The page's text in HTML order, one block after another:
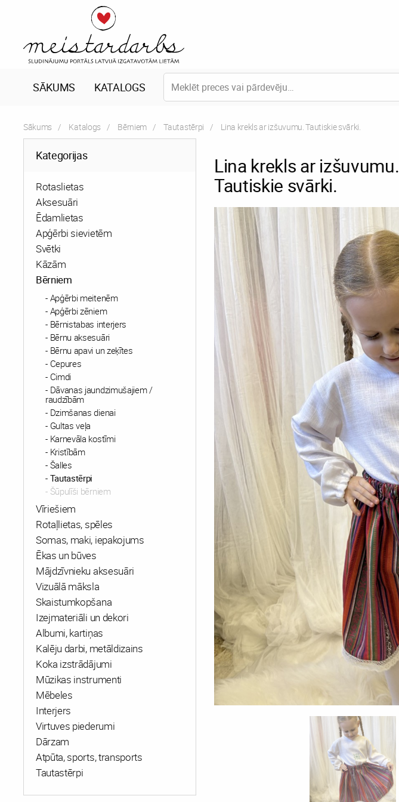
SĀKUMS KATALOGS
Sākums Katalogs Bērniem Tautastērpi Current:
Lina krekls ar izšuvumu. Tautiskie svārki.
Kategorijas
Rotaslietas
Aksesuāri
Ēdamlietas
Apģērbi sievietēm
Svētki
Kāzām
Bērniem
Apģērbi meitenēm
Apģērbi zēniem
Bērnistabas interjers
Bērnu aksesuāri
Bērnu apavi un zeķītes
Cepures
Cimdi
Dāvanas jaundzimušajiem /
raudzībām
Dzimšanas dienai
Gultas veļa
Karnevāla kostīmi
Kristībām
Šalles
Tautastērpi
Šūpulīši bērniem
Vīriešiem
Rotaļlietas, spēles
Somas, maki, iepakojums
Ēkas un būves
Mājdzīvnieku aksesuāri
Vizuālā māksla
Skaistumkopšana
Izejmateriāli un dekori
Albumi, kartiņas
Kalēju darbi, metāldizains
Koka izstrādājumi
Mūzikas instrumenti
Mēbeles
Interjers
Virtuves piederumi
Dārzam
Atpūta, sports, transports
Tautastērpi
Lina krekls ar izšuvumu.
Tautiskie svārki.